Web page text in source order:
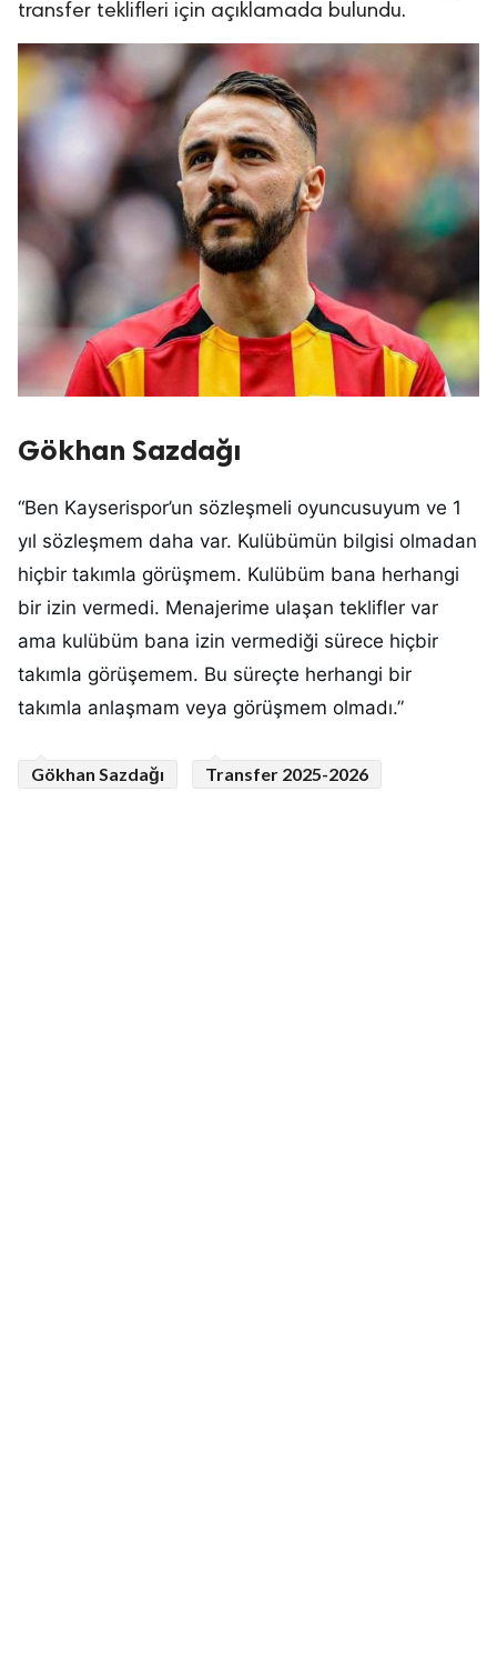
transfer teklifleri için açıklamada bulundu.
Gökhan Sazdağı
“Ben Kayserispor’un sözleşmeli oyuncusuyum ve 1
yıl sözleşmem daha var. Kulübümün bilgisi olmadan
hiçbir takımla görüşmem. Kulübüm bana herhangi
bir izin vermedi. Menajerime ulaşan teklifler var
ama kulübüm bana izin vermediği sürece hiçbir
takımla görüşemem. Bu süreçte herhangi bir
takımla anlaşmam veya görüşmem olmadı.”
Gökhan Sazdağı Transfer 2025-2026